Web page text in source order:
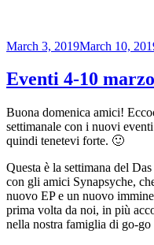
Posted
March 3, 2019March 10,
Eventi 4-10 marzo
Buona domenica amici!
settimanale con i nuovi
quindi tenetevi forte. 🙂
Questa è la settimana del
con gli amici Synapsyche,
nuovo EP e un nuovo
prima volta da noi, in più
nella nostra famiglia di go-